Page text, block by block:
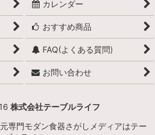
カレンダー
おすすめ商品
FAQ(よくある質問)
お問い合わせ
株式会社テーブルライフ
専門モダン食器さがしメディアはテー